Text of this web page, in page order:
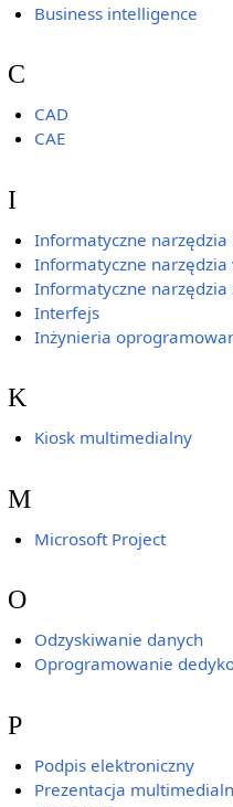
Business intelligence
C
CAD
CAE
I
Informatyczne narzędzia
Informatyczne
Informatyczne narzędzia
Interfejs
Inżynieria
K
Kiosk multimedialny
M
Microsoft Project
O
Odzyskiwanie danych
Oprogramowanie
P
Podpis elektroniczny
Prezentacja